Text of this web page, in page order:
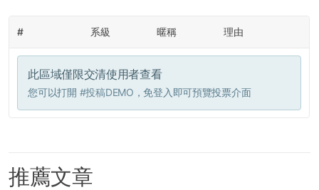
# 系級 暱稱 理由
此區域僅限交清使用者查看
您可以打開 #投稿DEMO ，免登入即可預覽投票介面
推薦文章